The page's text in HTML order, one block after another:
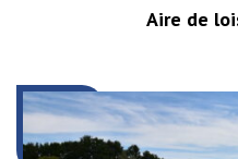
Aire de